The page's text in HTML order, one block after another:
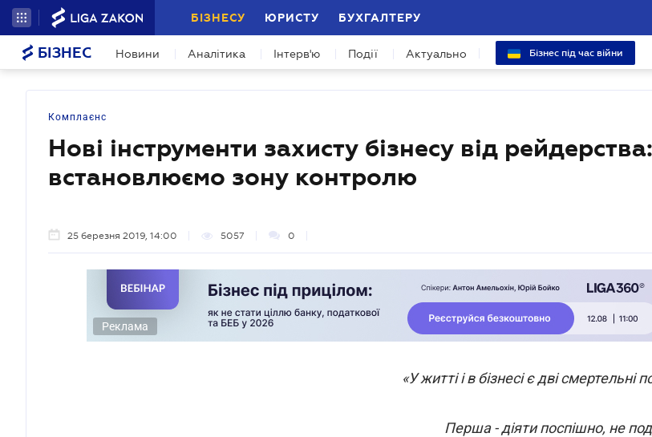
БІЗНЕСУ ЮРИСТУ БУХГАЛТЕРУ
БІЗНЕС Новини Аналітика Інтерв'ю Події Актуально Бізнес під час війни
Комплаєнс
Нові інструменти захисту бізнесу від рейдерства:
встановлюємо зону контролю
25 березня 2019, 14:00 5057 0
Реклама
«У житті і в бізнесі є дві смертельні
Перша - діяти поспішно, не